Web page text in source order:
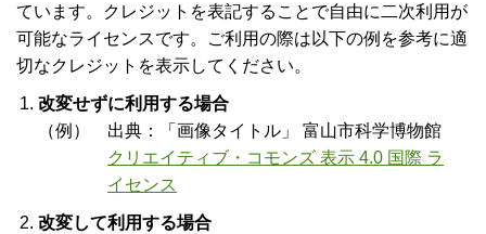
ています。クレジットを表記することで自由に二次利用が
可能なライセンスです。ご利用の際は以下の例を参考に適
切なクレジットを表示してください。
改変せずに利用する場合
（例） 出典：「画像タイトル」 富山市科学博物館
クリエイティブ・コモンズ 表示 4.0 国際 ラ
イセンス
改変して利用する場合